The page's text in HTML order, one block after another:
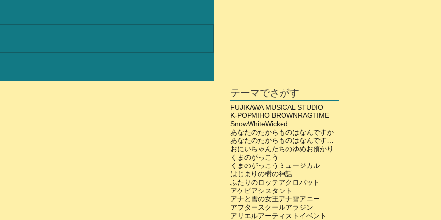
テーマでさがす
FUJIKAWA MUSICAL STUDIO
K-POPMIHO BROWNRAGTIME
SnowWhiteWicked
あなたのたからものはなんですか
おにいちゃんたちのゆめお預かり
くまのがっこう
くまのがっこうミュージカル
はじまりの樹の神話
ふたりのロッテアクロバット
アケビアシスタント
アナと雪の女王アナ雪アニー
アフタースクールアラジン
アリエルアーティスト イベント